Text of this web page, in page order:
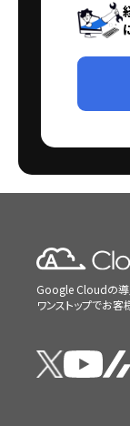
Google Cloudの導
ワンストップでお